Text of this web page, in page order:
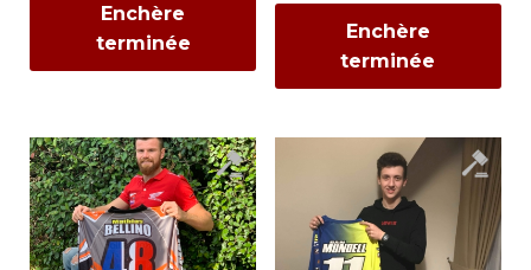
Enchère
terminée
Enchère
terminée